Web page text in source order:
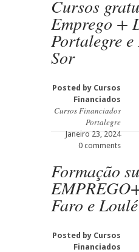
Cursos
Emprego +
Portalegre e
Sor
Posted by Cursos
Financiados
Cursos Financiados
Portalegre
Janeiro 23, 2024
0 comments
Formação
Faro e
Posted by Cursos
Financiados